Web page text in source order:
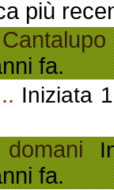
più
fa.
Iniziata
fa.